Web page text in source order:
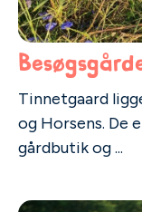
Tinnetgaard
og Horsens. De
gårdbutik og ...